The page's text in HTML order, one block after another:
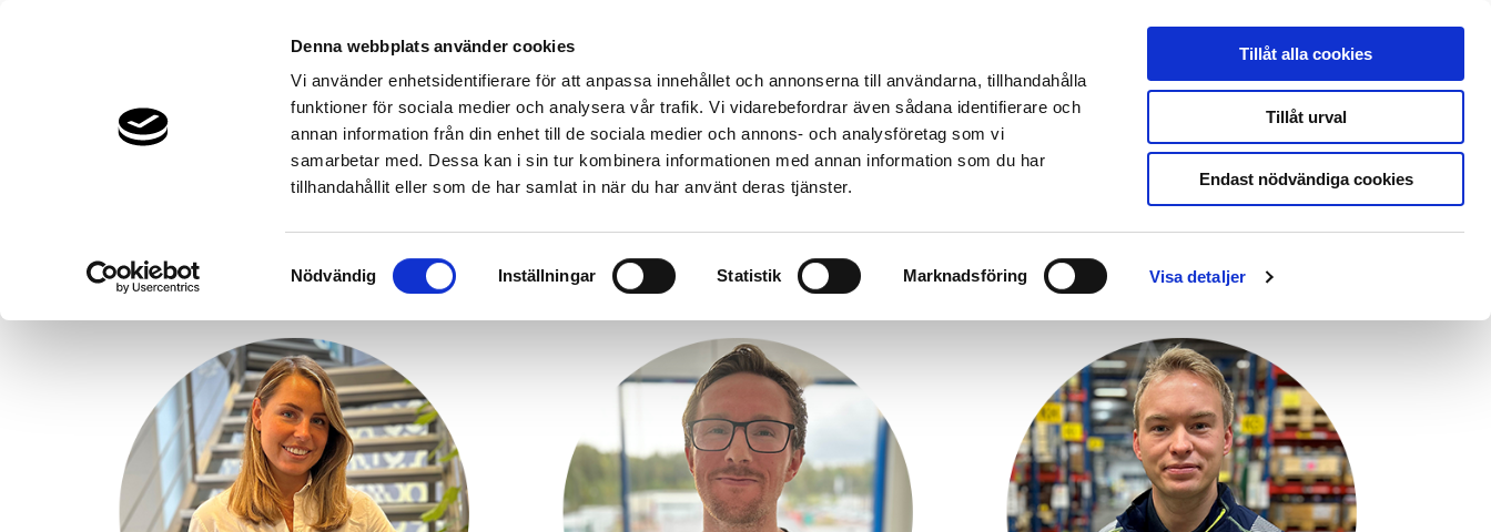
Denna webbplats använder cookies
Vi använder enhetsidentifierare för att anpassa innehållet och annonserna till användarna, tillhandahålla
funktioner för sociala medier och analysera vår trafik. Vi vidarebefordrar även sådana identifierare och
annan information från din enhet till de sociala medier och annons- och analysföretag som vi
samarbetar med. Dessa kan i sin tur kombinera informationen med annan information som du har
tillhandahållit eller som de har samlat in när du har använt deras tjänster.
Nödvändig Inställningar Statistik Marknadsföring Visa detaljer
Tillåt alla cookies
Tillåt urval
Endast nödvändiga cookies
Bergvärme & Jordvärme Luftvärme Värmepumpar & produkter Kunskap Fastighet Kontakt & support
KONTAKT & SUPPORT KARRIÄR CURRENT:
MÖT OSS SOM JOBBAR PÅ THERMIA
Möt oss som jobbar på Thermia